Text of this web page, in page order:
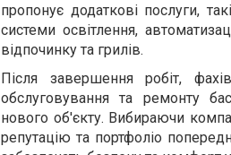
пропонує додаткові послуги,
системи освітлення,
відпочинку та грилів.
Після завершення робіт,
обслуговування та ремонту
нового об'єкту. Вибираючи
репутацію та портфоліо